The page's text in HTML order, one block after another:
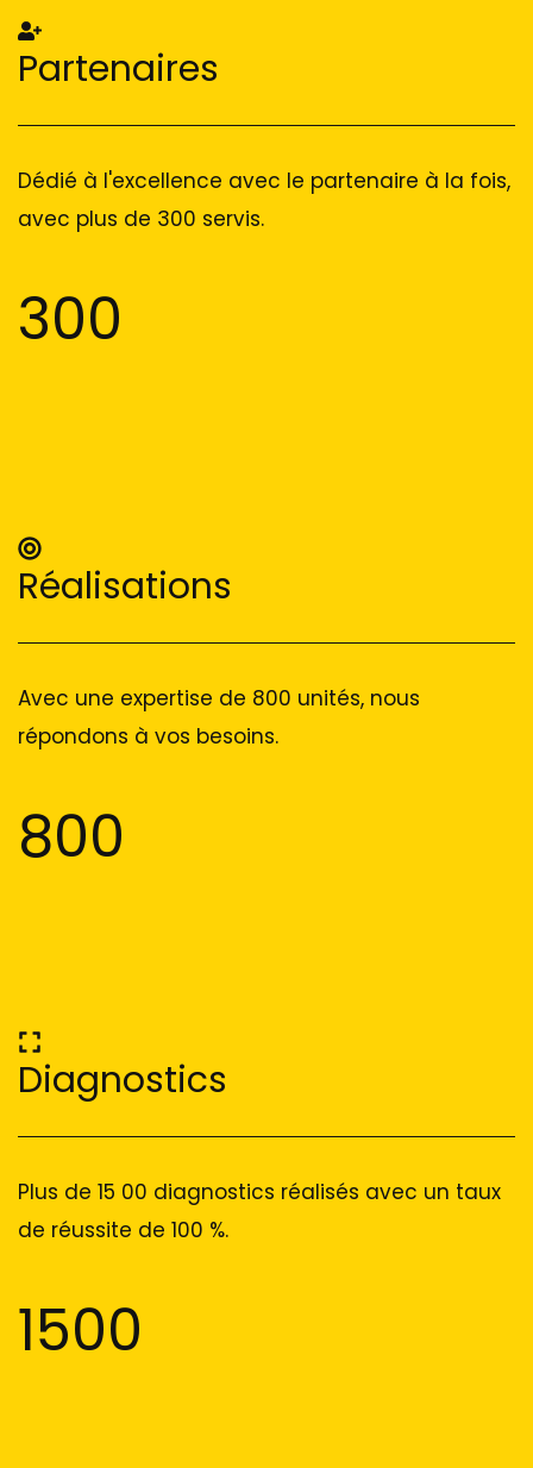
Partenaires
Dédié à l'excellence avec le partenaire à la fois,
avec plus de 300 servis.
300
Réalisations
Avec une expertise de 800 unités, nous
répondons à vos besoins.
800
Diagnostics
Plus de 15 00 diagnostics réalisés avec un taux
de réussite de 100 %.
1500